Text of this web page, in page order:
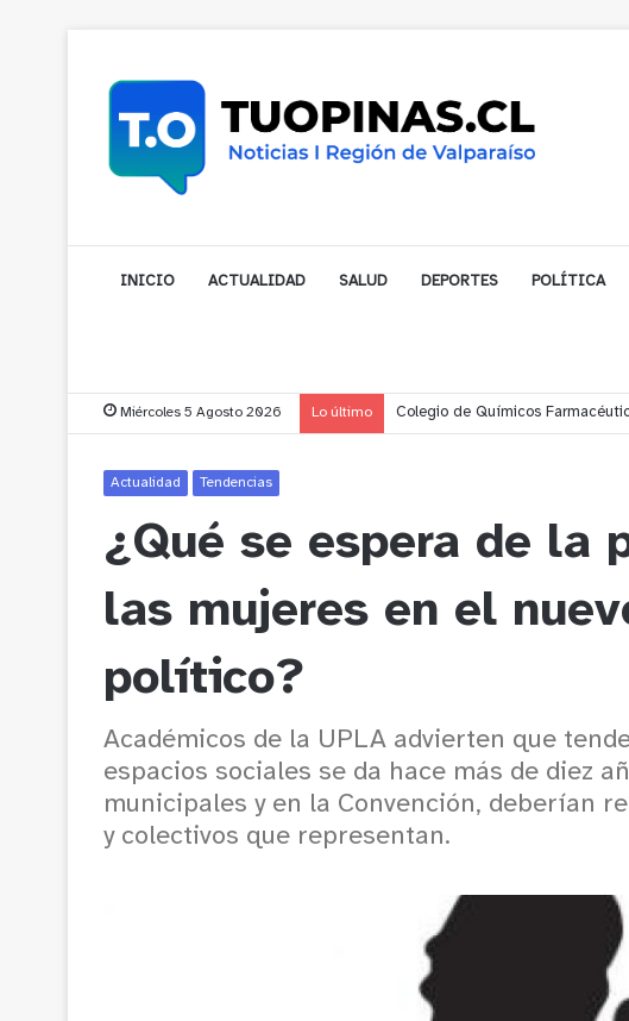
INICIO ACTUALIDAD SALUD DEPORTES POLÍTICA
Miércoles 5 Agosto 2026 Lo último Liceo Comercial invita a
Actualidad Tendencias
¿Qué se espera de la
las mujeres en el
político?
Académicos de la UPLA advierten que
espacios sociales se da hace más de diez
municipales y en la Convención, deberían
y colectivos que representan.